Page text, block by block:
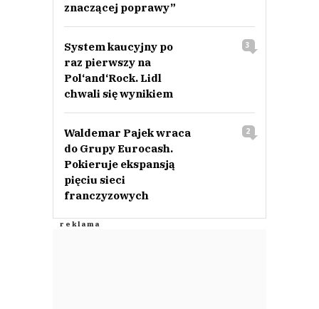
znaczącej poprawy”
System kaucyjny po
raz pierwszy na
Pol‘and‘Rock. Lidl
chwali się wynikiem
3
Waldemar Pajek wraca
do Grupy Eurocash.
Pokieruje ekspansją
pięciu sieci
franczyzowych
2